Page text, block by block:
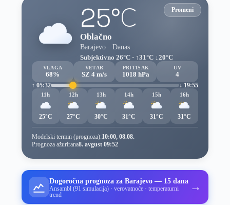
Promeni
25°C
Oblačno
Barajevo · Danas
Subjektivno 26°C · ↑31°C ↓20°C
VLAGA
68%
VETAR
SZ 4 m/s
PRITISAK
1018 hPa
UV
4
↑ 05:32
↓ 19:55
11h
25°C
12h
27°C
13h
30°C
14h
31°C
15h
31°C
16h
31°C
Modelski termin (prognoza):10:00, 08.08.
Prognoza ažurirana8. avgust 09:52
Dugoročna prognoza za Barajevo — 15 dana
Ansambl (91 simulacija) · verovatnoće · temperaturni
trend
→